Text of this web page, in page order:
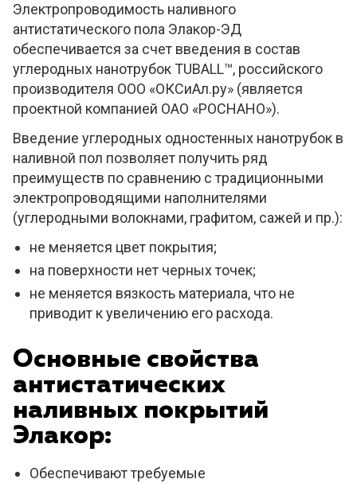
Электропроводимость наливного
антистатического пола Элакор-ЭД
обеспечивается за счет введения в состав
углеродных нанотрубок TUBALL™, российского
производителя ООО «ОКСиАл.ру» (является
проектной компанией ОАО «РОСНАНО»).
Введение углеродных одностенных нанотрубок в
наливной пол позволяет получить ряд
преимуществ по сравнению с традиционными
электропроводящими наполнителями
(углеродными волокнами, графитом, сажей и пр.):
не меняется цвет покрытия;
на поверхности нет черных точек;
не меняется вязкость материала, что не
приводит к увеличению его расхода.
Основные свойства
антистатических
наливных покрытий
Элакор:
Обеспечивают требуемые